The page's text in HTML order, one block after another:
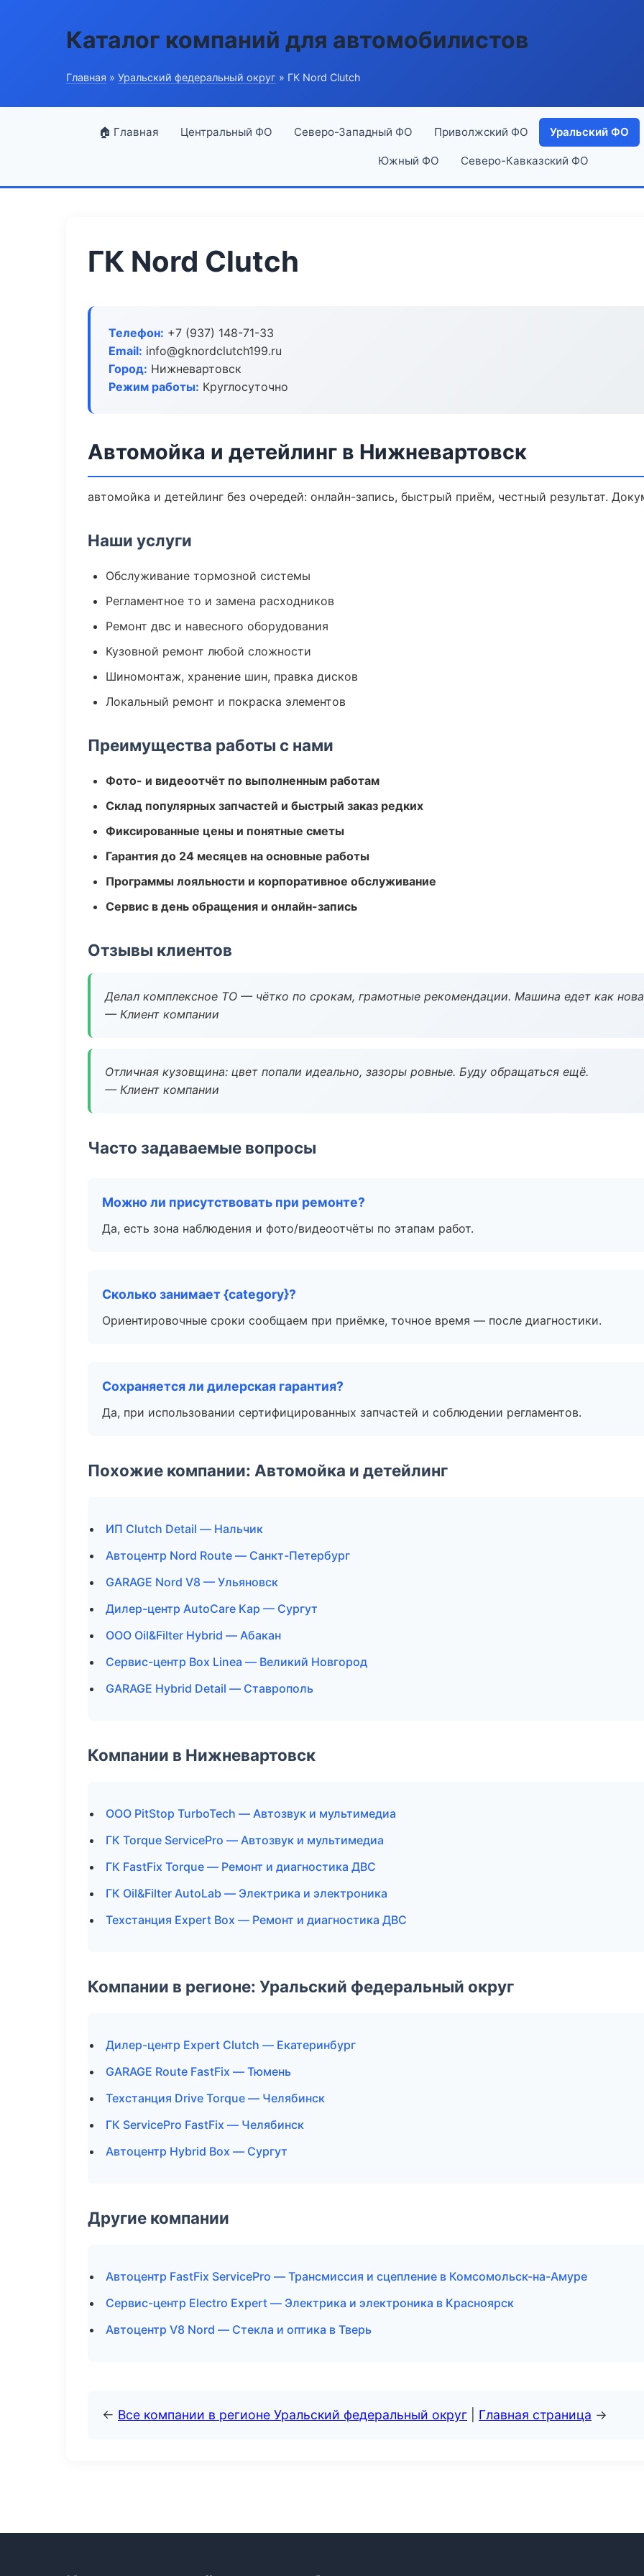
Каталог компаний для автомобилистов
Главная » Уральский федеральный округ » ГК Nord Clutch
🏠 Главная Центральный ФО Северо-Западный ФО Приволжский ФО Уральский ФО
Южный ФО Северо-Кавказский ФО
ГК Nord Clutch
Телефон: +7 (937) 148-71-33
Email: info@gknordclutch199.ru
Город: Нижневартовск
Режим работы: Круглосуточно
Автомойка и детейлинг в Нижневартовск
автомойка и детейлинг без очередей: онлайн-запись, быстрый приём, честный результат.
Наши услуги
Обслуживание тормозной системы
Регламентное то и замена расходников
Ремонт двс и навесного оборудования
Кузовной ремонт любой сложности
Шиномонтаж, хранение шин, правка дисков
Локальный ремонт и покраска элементов
Преимущества работы с нами
Фото- и видеоотчёт по выполненным работам
Склад популярных запчастей и быстрый заказ редких
Фиксированные цены и понятные сметы
Гарантия до 24 месяцев на основные работы
Программы лояльности и корпоративное обслуживание
Сервис в день обращения и онлайн-запись
Отзывы клиентов
Делал комплексное ТО — чётко по срокам, грамотные рекомендации. Машина едет как
— Клиент компании
Отличная кузовщина: цвет попали идеально, зазоры ровные. Буду обращаться ещё.
— Клиент компании
Часто задаваемые вопросы
Можно ли присутствовать при ремонте?
Да, есть зона наблюдения и фото/видеоотчёты по этапам работ.
Сколько занимает {category}?
Ориентировочные сроки сообщаем при приёмке, точное время — после диагностики.
Сохраняется ли дилерская гарантия?
Да, при использовании сертифицированных запчастей и соблюдении регламентов.
Похожие компании: Автомойка и детейлинг
ИП Clutch Detail — Нальчик
Автоцентр Nord Route — Санкт-Петербург
GARAGE Nord V8 — Ульяновск
Дилер-центр AutoCare Кар — Сургут
ООО Oil&Filter Hybrid — Абакан
Сервис-центр Box Linea — Великий Новгород
GARAGE Hybrid Detail — Ставрополь
Компании в Нижневартовск
ООО PitStop TurboTech — Автозвук и мультимедиа
ГК Torque ServicePro — Автозвук и мультимедиа
ГК FastFix Torque — Ремонт и диагностика ДВС
ГК Oil&Filter AutoLab — Электрика и электроника
Техстанция Expert Box — Ремонт и диагностика ДВС
Компании в регионе: Уральский федеральный округ
Дилер-центр Expert Clutch — Екатеринбург
GARAGE Route FastFix — Тюмень
Техстанция Drive Torque — Челябинск
ГК ServicePro FastFix — Челябинск
Автоцентр Hybrid Box — Сургут
Другие компании
Автоцентр FastFix ServicePro — Трансмиссия и сцепление в Комсомольск-на-Амуре
Сервис-центр Electro Expert — Электрика и электроника в Красноярск
Автоцентр V8 Nord — Стекла и оптика в Тверь
← Все компании в регионе Уральский федеральный округ Главная страница →